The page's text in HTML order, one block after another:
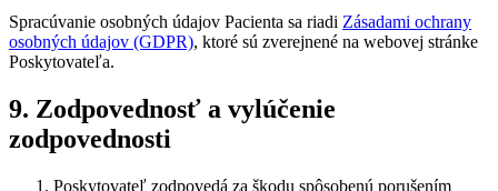
Spracúvanie osobných údajov Pacienta sa riadi Zásadami ochrany
osobných údajov (GDPR), ktoré sú zverejnené na webovej stránke
Poskytovateľa.
9. Zodpovednosť a vylúčenie
zodpovednosti
Poskytovateľ zodpovedá za škodu spôsobenú porušením